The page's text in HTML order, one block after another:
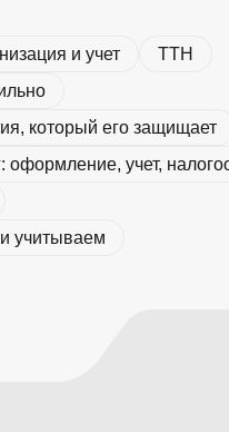
и учет
ТТН
который его защищает
оформление, учет,
учитываем